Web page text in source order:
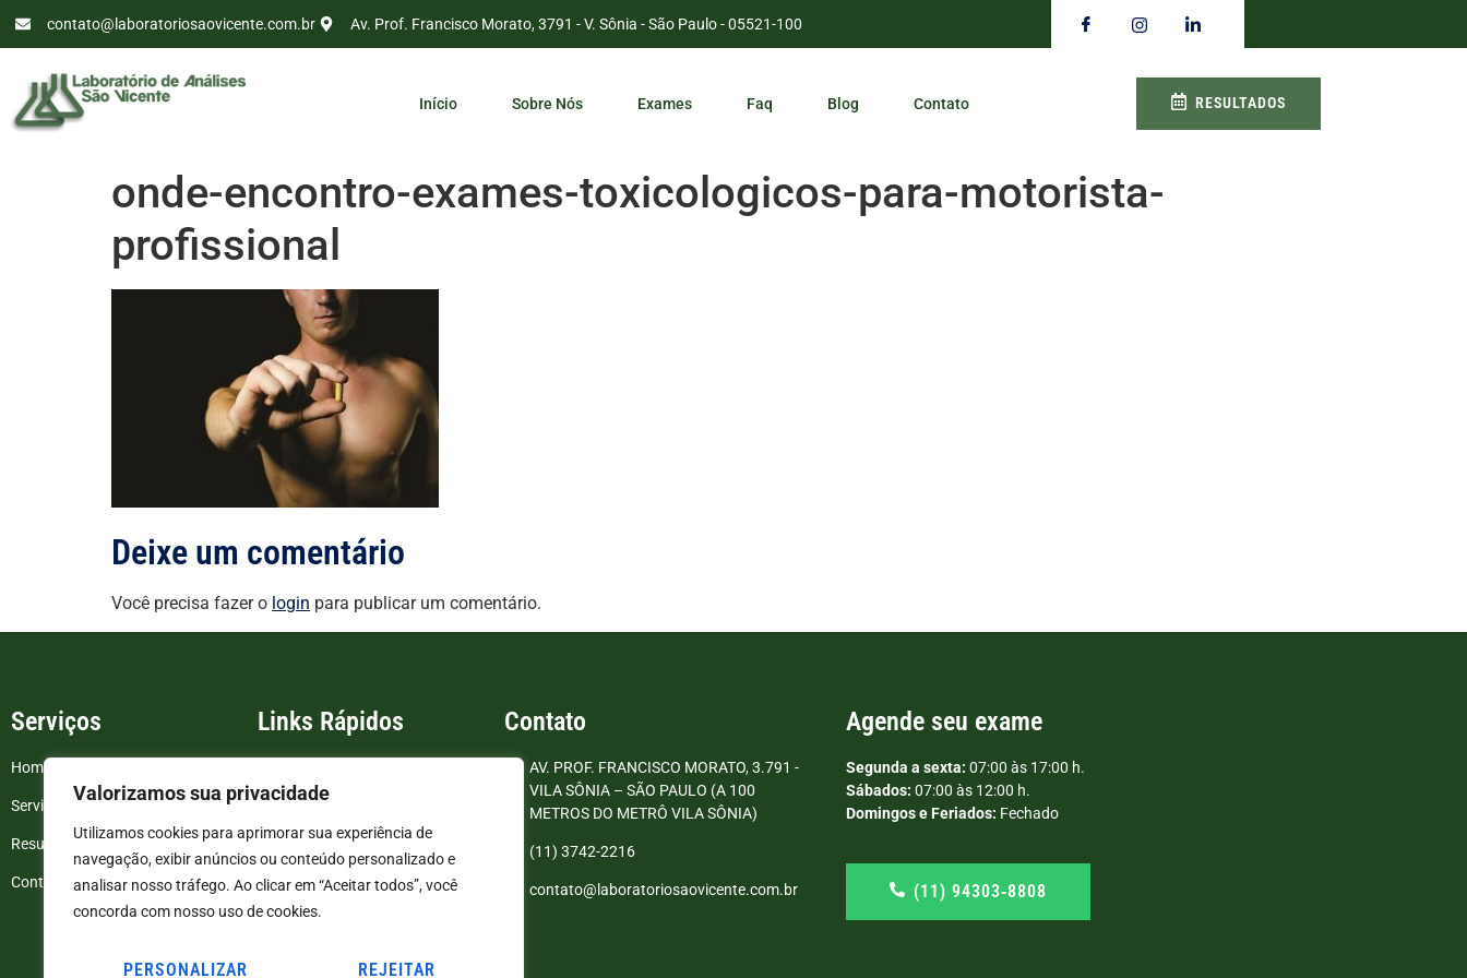
Valorizamos sua privacidade
Utilizamos cookies para aprimorar sua experiência de
navegação, exibir anúncios ou conteúdo personalizado e
analisar nosso tráfego. Ao clicar em “Aceitar todos”, você
concorda com nosso uso de cookies.
PERSONALIZAR REJEITAR
contato@laboratoriosaovicente.com.br Av. Prof. Francisco Morato, 3791 - V. Sônia - São Paulo - 05521-100
Início Sobre Nós Exames Faq Blog Contato RESULTADOS
onde-encontro-exames-toxicologicos-para-motorista-
profissional
Deixe um comentário
Você precisa fazer o login para publicar um comentário.
Serviços
Home
Serviços
Resultados de exames
Contato
Links Rápidos
Blog
Politica de Privacidade
Termos e Condições
Contato
AV. PROF. FRANCISCO MORATO, 3.791 -
VILA SÔNIA – SÃO PAULO (A 100
METROS DO METRÔ VILA SÔNIA)
(11) 3742-2216
contato@laboratoriosaovicente.com.br
Agende seu exame
Segunda a sexta: 07:00 às 17:00 h.
Sábados: 07:00 às 12:00 h.
Domingos e Feriados: Fechado
(11) 94303‑8808